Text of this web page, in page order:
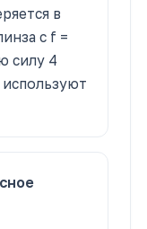
в
с f =
силу 4